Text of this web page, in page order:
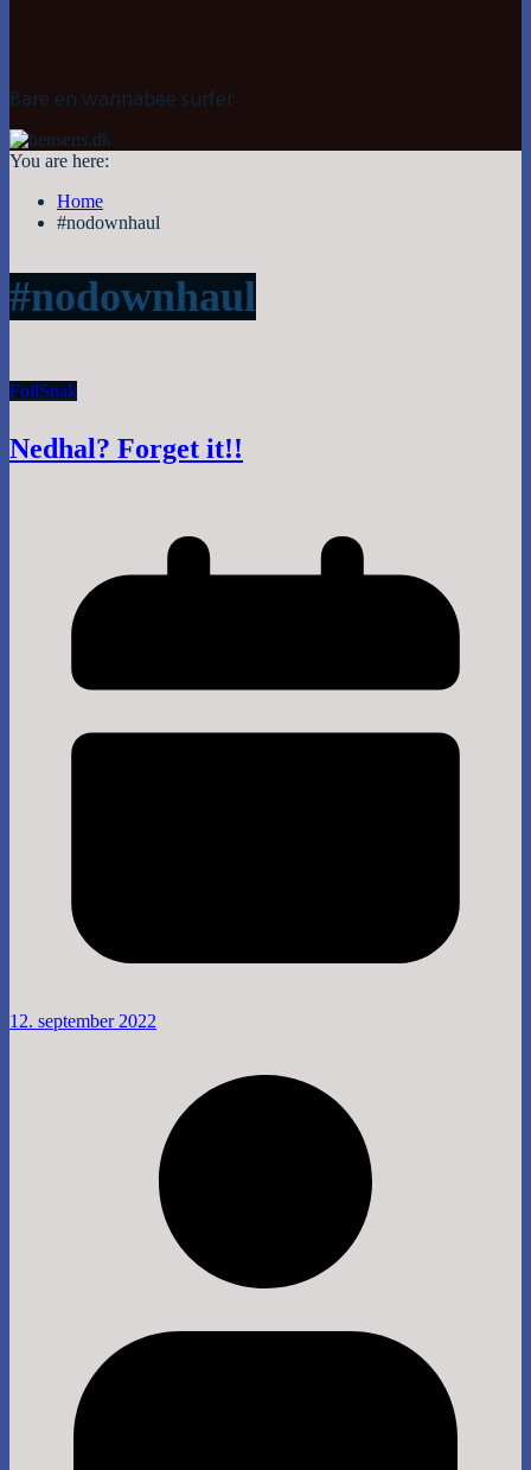
Bare en wannabee surfer
You are here:
Home
#nodownhaul
#nodownhaul
FoilSnak
Nedhal? Forget it!!
12. september 2022